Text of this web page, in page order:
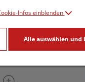
Infos einblenden
Alle auswählen und